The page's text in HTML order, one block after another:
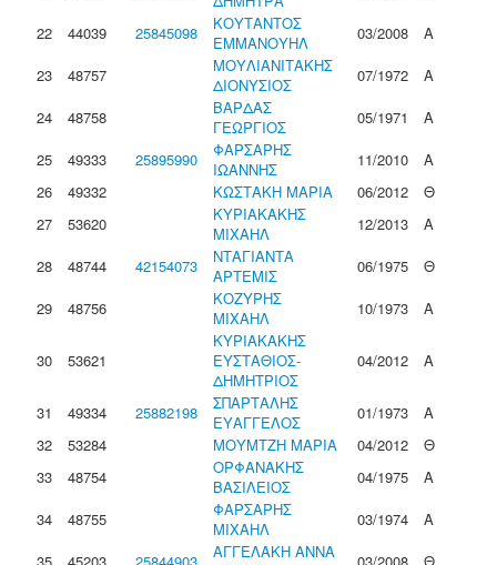
22
44039 25845098
ΚΟΥΤΑΝΤΟΣ
ΕΜΜΑΝΟΥΗΛ
03/2008
Α
23
48757
ΜΟΥΛΙΑΝΙΤΑΚΗΣ
ΔΙΟΝΥΣΙΟΣ
07/1972
Α
24
48758
ΒΑΡΔΑΣ
ΓΕΩΡΓΙΟΣ
05/1971
Α
25
49333 25895990
ΦΑΡΣΑΡΗΣ
ΙΩΑΝΝΗΣ
11/2010
Α
26
49332 ΚΩΣΤΑΚΗ ΜΑΡΙΑ 06/2012
Θ
27
53620
ΚΥΡΙΑΚΑΚΗΣ
ΜΙΧΑΗΛ
12/2013
Α
28
48744 42154073
ΝΤΑΓΙΑΝΤΑ
ΑΡΤΕΜΙΣ
06/1975
Θ
29
48756
ΚΟΖΥΡΗΣ
ΜΙΧΑΗΛ
10/1973 Α
30 53621
ΚΥΡΙΑΚΑΚΗΣ
ΕΥΣΤΑΘΙΟΣ-
ΔΗΜΗΤΡΙΟΣ
04/2012 Α
31 49334 25882198
ΣΠΑΡΤΑΛΗΣ
ΕΥΑΓΓΕΛΟΣ
01/1973
Α
32
53284 ΜΟΥΜΤΖΗ ΜΑΡΙΑ 04/2012
Θ
33
48754
ΟΡΦΑΝΑΚΗΣ
ΒΑΣΙΛΕΙΟΣ
04/1975
Α
34
48755
ΦΑΡΣΑΡΗΣ
ΜΙΧΑΗΛ
03/1974
Α
ΑΓΓΕΛΑΚΗ ΑΝΝΑ